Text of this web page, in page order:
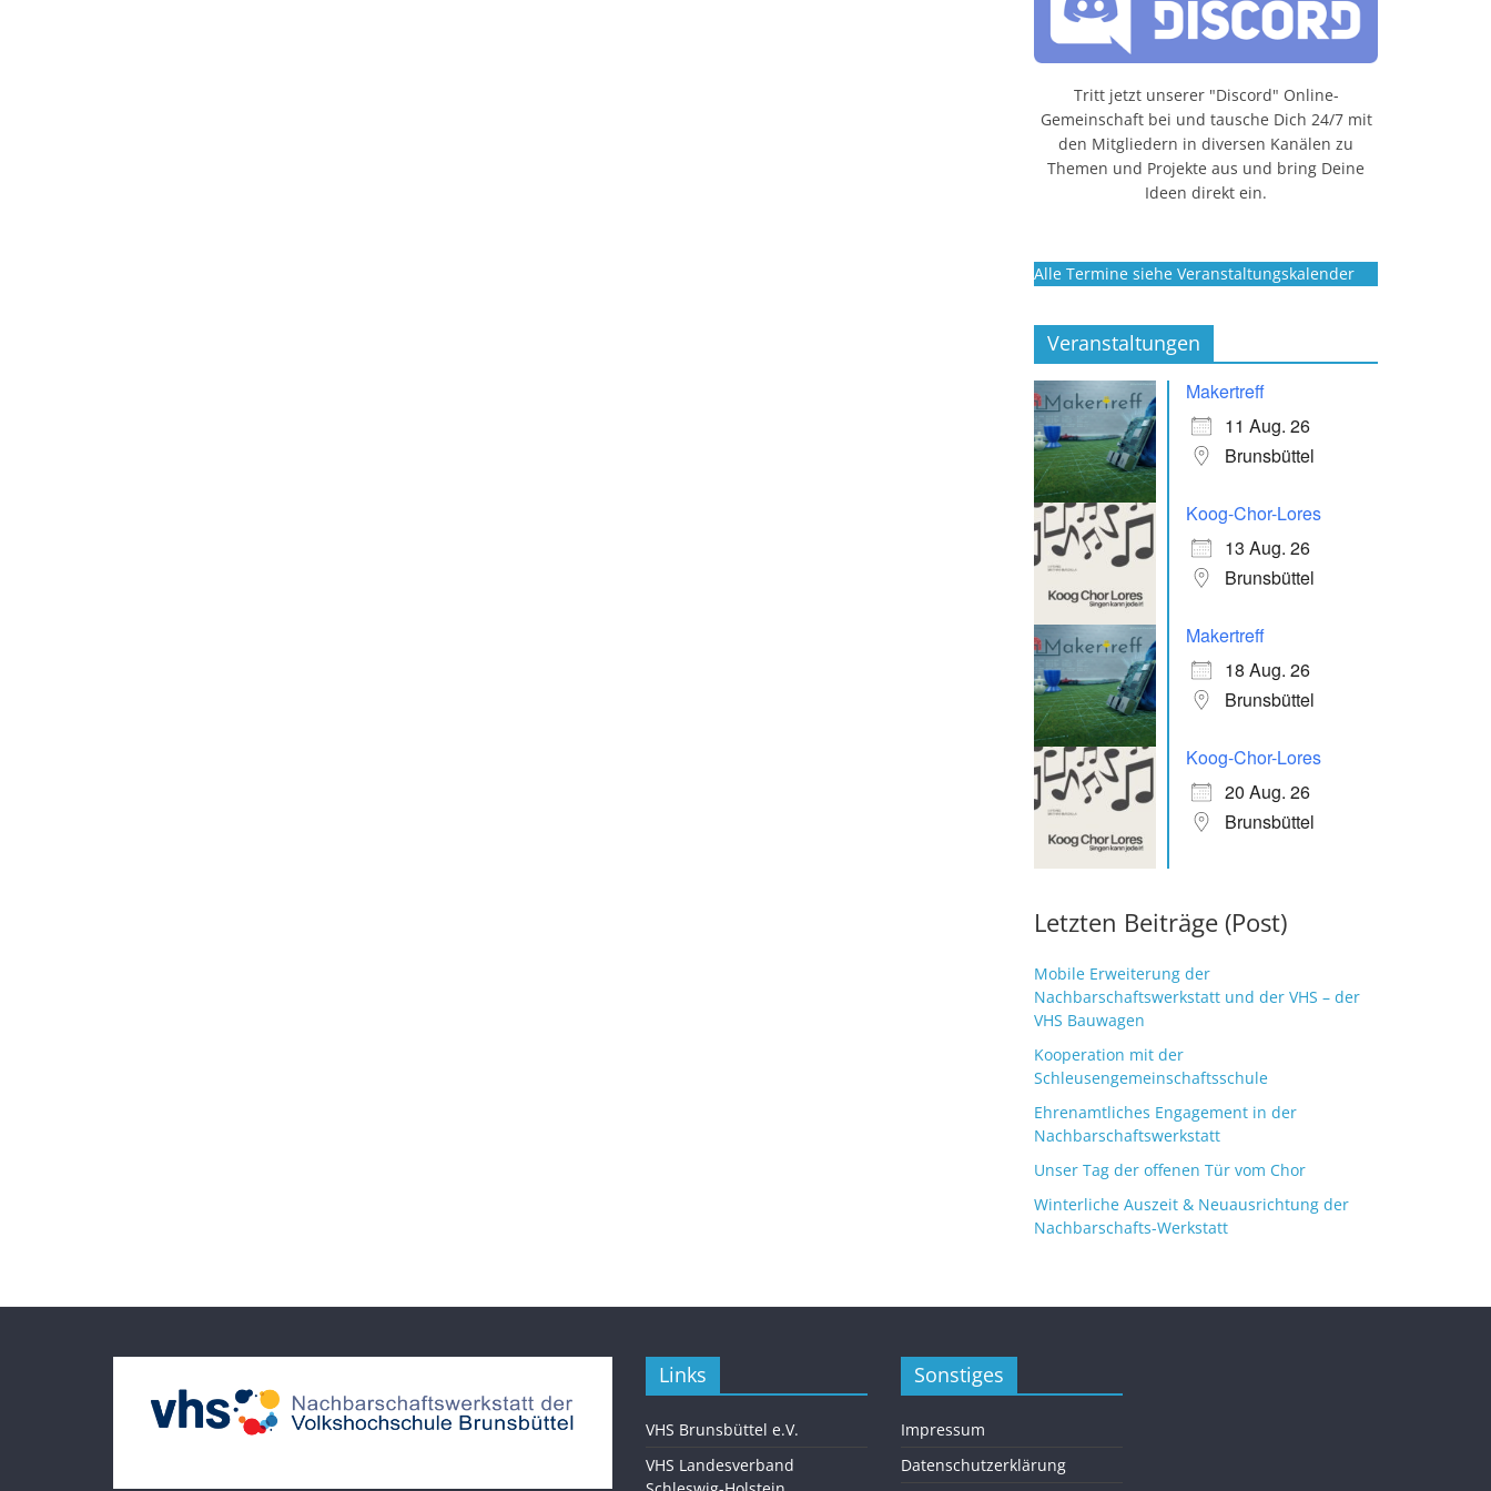
Tritt jetzt unserer "Discord" Online-
Gemeinschaft bei und tausche Dich 24/7 mit
den Mitgliedern in diversen Kanälen zu
Themen und Projekte aus und bring Deine
Ideen direkt ein.
Alle Termine siehe Veranstaltungskalender
Veranstaltungen
Makertreff
11 Aug. 26
Brunsbüttel
Koog-Chor-Lores
13 Aug. 26
Brunsbüttel
Makertreff
18 Aug. 26
Brunsbüttel
Koog-Chor-Lores
20 Aug. 26
Brunsbüttel
Letzten Beiträge (Post)
Mobile Erweiterung der
Nachbarschaftswerkstatt und der VHS – der
VHS Bauwagen
Kooperation mit der
Schleusengemeinschaftsschule
Ehrenamtliches Engagement in der
Nachbarschaftswerkstatt
Unser Tag der offenen Tür vom Chor
Winterliche Auszeit & Neuausrichtung der
Nachbarschafts-Werkstatt
Links
VHS Brunsbüttel e.V.
VHS Landesverband
Sonstiges
Impressum
Datenschutzerklärung